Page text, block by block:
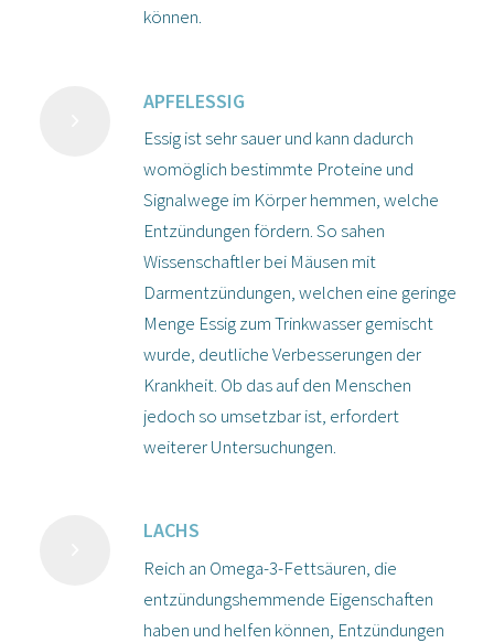
können.
APFELESSIG
Essig ist sehr sauer und kann dadurch
womöglich bestimmte Proteine und
Signalwege im Körper hemmen, welche
Entzündungen fördern. So sahen
Wissenschaftler bei Mäusen mit
Darmentzündungen,welchen eine geringe
Menge Essig zumTrinkwasser gemischt
wurde, deutliche Verbesserungen der
Krankheit. Ob das auf den Menschen
jedoch so umsetzbar ist, erfordert
weiterer Untersuchungen.
LACHS
Reich an Omega-3-Fettsäuren, die
entzündungshemmende Eigenschaften
haben und helfen können, Entzündungen